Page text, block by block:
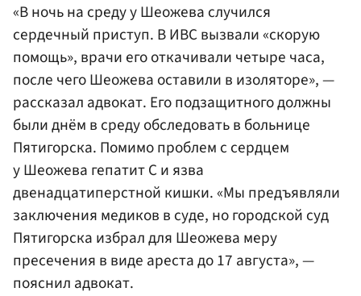
«В ночь на среду у Шеожева случился
сердечный приступ. В ИВС вызвали «скорую
помощь», врачи его откачивали четыре часа,
после чего Шеожева оставили в изоляторе», —
рассказал адвокат. Его подзащитного должны
были днём в среду обследовать в больнице
Пятигорска. Помимо проблем с сердцем
у Шеожева гепатит С и язва
двенадцатиперстной кишки. «Мы предъявляли
заключения медиков в суде, но городской суд
Пятигорска избрал для Шеожева меру
пресечения в виде ареста до 17 августа», —
пояснил адвокат.